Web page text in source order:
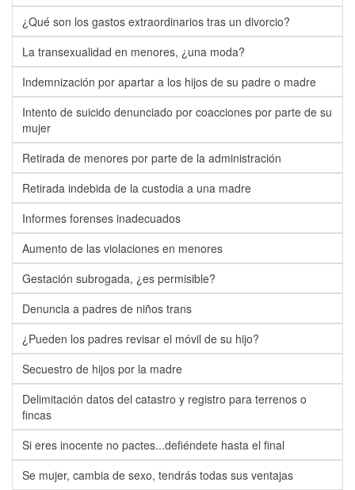
¿Qué son los gastos extraordinarios tras un divorcio?
La transexualidad en menores, ¿una moda?
Indemnización por apartar a los hijos de su padre o madre
Intento de suicido denunciado por coacciones por parte de su
mujer
Retirada de menores por parte de la administración
Retirada indebida de la custodia a una madre
Informes forenses inadecuados
Aumento de las violaciones en menores
Gestación subrogada, ¿es permisible?
Denuncia a padres de niños trans
¿Pueden los padres revisar el móvil de su hijo?
Secuestro de hijos por la madre
Delimitación datos del catastro y registro para terrenos o
fincas
Si eres inocente no pactes...defiéndete hasta el final
Se mujer, cambia de sexo, tendrás todas sus ventajas